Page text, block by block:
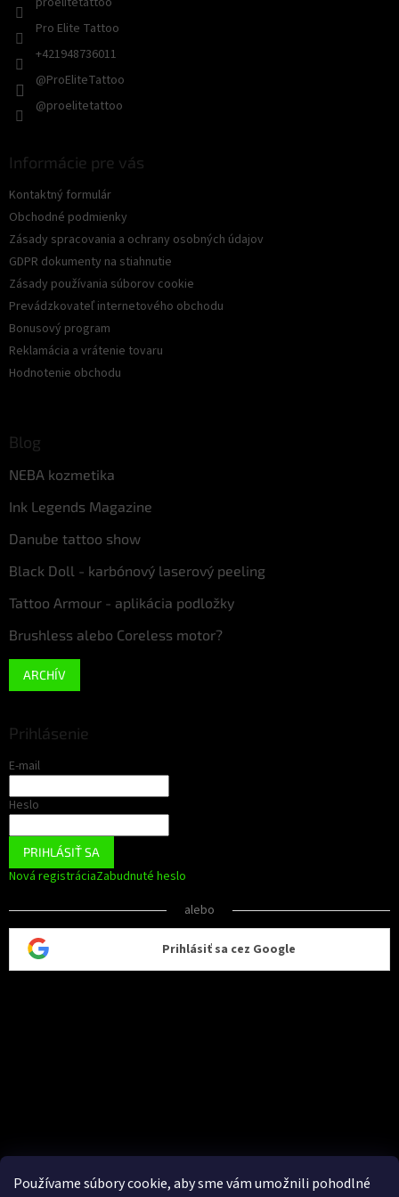
Používame súbory cookie, aby sme vám umožnili pohodlné
Pro Elite Tattoo
+421948736011
@ProEliteTattoo
@proelitetattoo
Informácie pre vás
Kontaktný formulár
Obchodné podmienky
Zásady spracovania a ochrany osobných údajov
GDPR dokumenty na stiahnutie
Zásady používania súborov cookie
Prevádzkovateľ internetového obchodu
Bonusový program
Reklamácia a vrátenie tovaru
Hodnotenie obchodu
Blog
NEBA kozmetika
Ink Legends Magazine
Danube tattoo show
Black Doll - karbónový laserový peeling
Tattoo Armour - aplikácia podložky
Brushless alebo Coreless motor?
ARCHÍV
Prihlásenie
E-mail
Heslo
PRIHLÁSIŤ SA
Nová registráciaZabudnuté heslo
alebo
Prihlásiť sa cez Google